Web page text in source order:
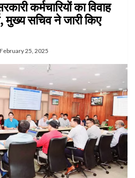
कर्मचारियों का विवाह
मुख्य सचिव ने जारी किए
February 25, 2025